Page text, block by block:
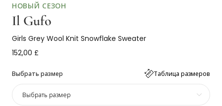
НОВЫЙ СЕЗОН
Il Gufo
Girls Grey Wool Knit Snowflake Sweater
152,00 £
Выбрать размер Таблица размеров
Выбрать размер